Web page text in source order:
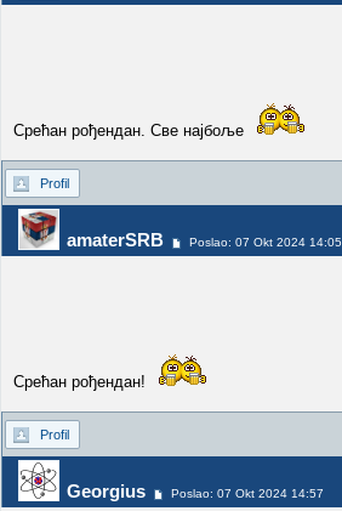
Срећан рођендан. Све најбоље
Profil
amaterSRB Poslao: 07 Okt 2024 14:05
Срећан рођендан!
Profil
Georgius Poslao: 07 Okt 2024 14:57